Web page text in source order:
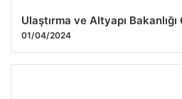
Ulaştırma ve Altyapı
01/04/2024